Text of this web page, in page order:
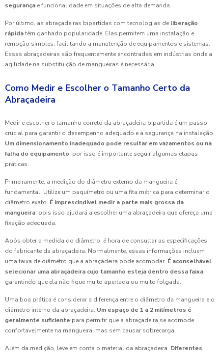
segurança e funcionalidade em situações de alta demanda.
Por último, as abraçadeiras bipartidas com tecnologias de liberação
rápidatêm ganhado popularidade. Elas permitem uma instalação e
remoção simples, facilitando a manutenção de equipamentos e sistemas.
Essas abraçadeiras são frequentemente encontradas em indústrias onde a
agilidade na substituição de mangueiras é necessária.
Como Medir e Escolher o Tamanho Certo da
Abraçadeira
Medir e escolher o tamanho correto da abraçadeira bipartida é um passo
crucial para garantir o desempenho adequado e a segurança na instalação.
Um dimensionamento inadequado pode resultar em vazamentos ou na
falha do equipamento, por isso é importante seguir algumas etapas
práticas.
Primeiramente, a medição do diâmetro externo da mangueira é
fundamental. Utilize um paquímetro ou uma fita métrica para determinar o
diâmetro exato. É imprescindível medir a parte mais grossa da
mangueira, pois isso ajudará a escolher uma abraçadeira que ofereça uma
fixação adequada.
Após obter a medida do diâmetro, é hora de consultar as especificações
do fabricante da abraçadeira. Normalmente, essas informações incluem
uma faixa de diâmetro que a abraçadeira pode acomodar. É aconselhável
selecionar uma abraçadeira cujo tamanho esteja dentro dessa faixa,
garantindo que ela não fique muito apertada ou muito folgada.
Uma boa prática é considerar a diferença entre o diâmetro da mangueira e o
diâmetro interno da abraçadeira. Um espaço de 1 a 2 milímetros é
geralmente suficiente para permitir que a abraçadeira se acomode
confortavelmente na mangueira, mas sem causar sobrecarga.
Além da medição, leve em conta o material da abraçadeira. Diferentes